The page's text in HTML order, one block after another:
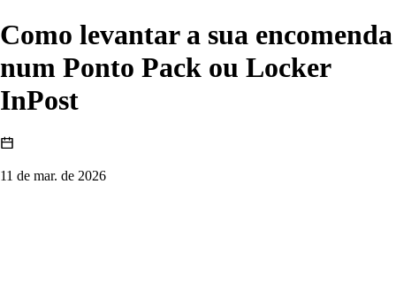
Como levantar a sua encomenda
num Ponto Pack ou Locker
InPost
11 de mar. de 2026